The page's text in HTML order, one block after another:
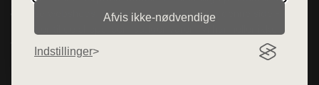
Afvis ikke‑nødvendige
Indstillinger
diverse webshops. Der sælges ikke varer fra denne side - vi
varerne på lager.